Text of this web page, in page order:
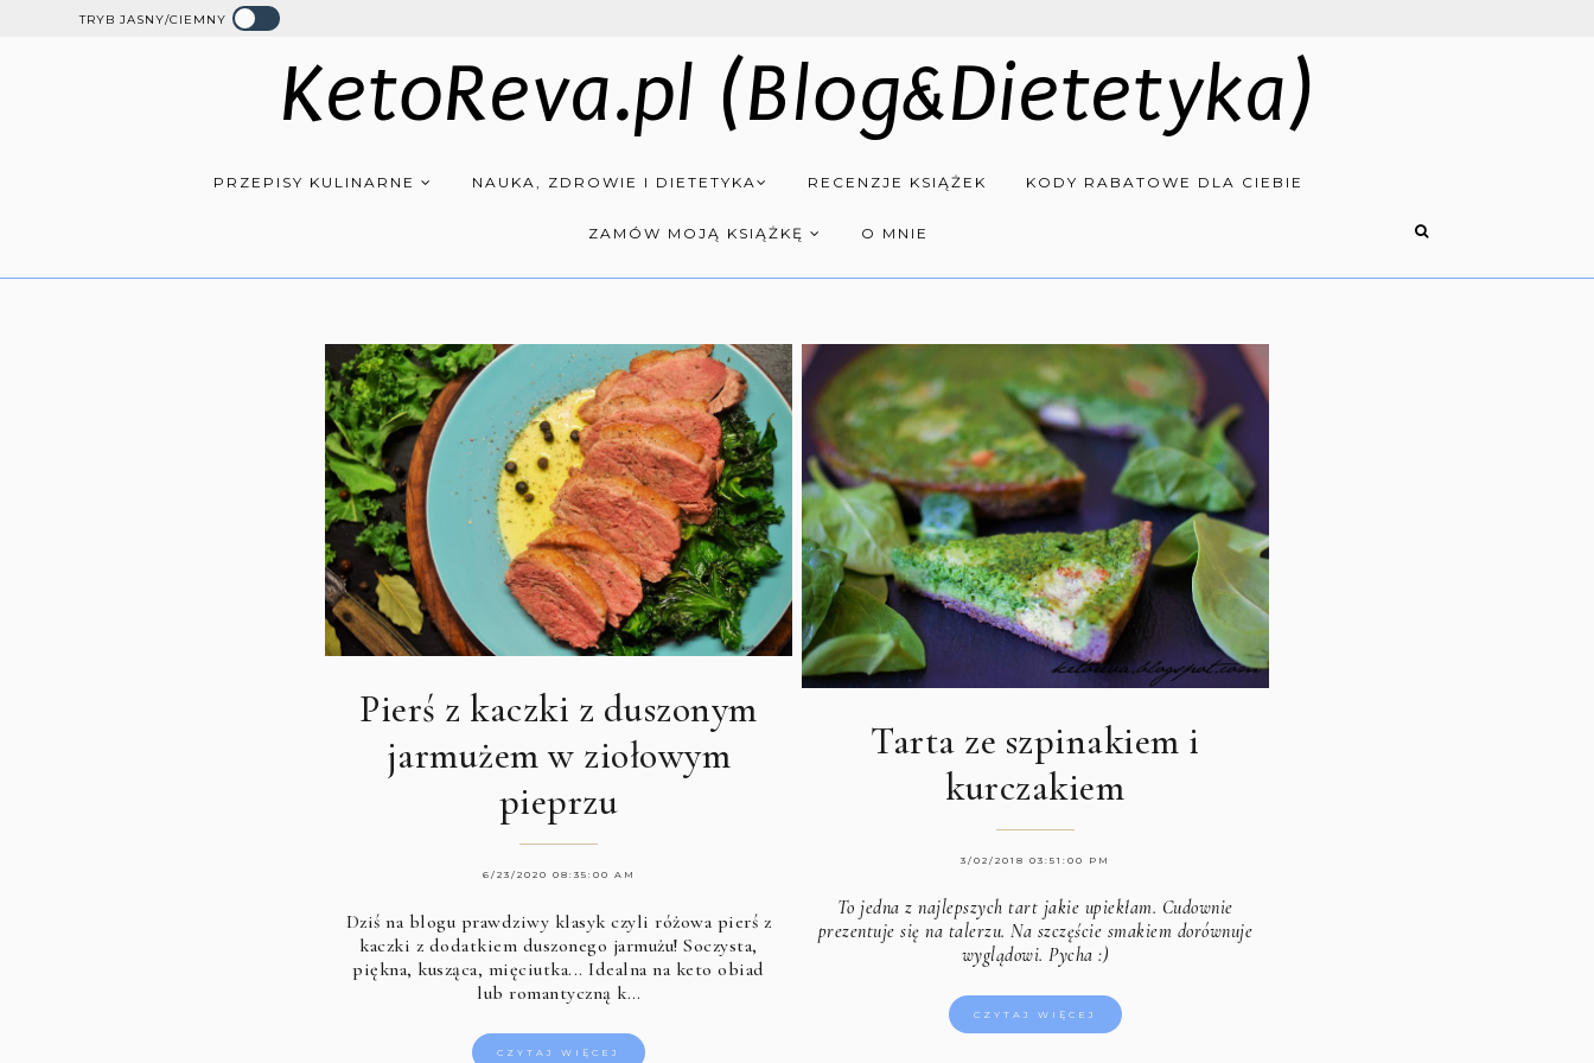
TRYB JASNY/CIEMNY
KetoReva.pl (Blog&Dietetyka)
PRZEPISY KULINARNE NAUKA, ZDROWIE I DIETETYKA RECENZJE KSIĄŻEK KODY RABATOWE DLA CIEBIE
ZAMÓW MOJĄ KSIĄŻKĘ O MNIE
Pierś z kaczki z duszonym
jarmużem w ziołowym
pieprzu
6/23/2020 08:35:00 AM
Dziś na blogu prawdziwy klasyk czyli różowa pierś z
kaczki z dodatkiem duszonego jarmużu! Soczysta,
piękna, kusząca, mięciutka... Idealna na keto obiad
lub romantyczną k…
CZYTAJ WIĘCEJ
Tarta ze szpinakiem i
kurczakiem
3/02/2018 03:51:00 PM
To jedna z najlepszych tart jakie upiekłam. Cudownie
prezentuje się na talerzu. Na szczęście smakiem dorównuje
wyglądowi. Pycha :)
CZYTAJ WIĘCEJ